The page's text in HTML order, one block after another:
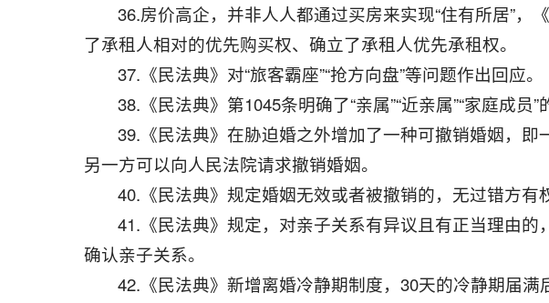
36.房价高企，并非人人都通过买房来实现“住有所居”
了承租人相对的优先购买权、确立了承租人优先承租权。
37.《民法典》对“旅客霸座”“抢方向盘”等问题作出回应。
38.《民法典》第1045条明确了“亲属”“近亲属”“家庭成员”
39.《民法典》在胁迫婚之外增加了一种可撤销婚姻，
另一方可以向人民法院请求撤销婚姻。
40.《民法典》规定婚姻无效或者被撤销的，无过错方有
41.《民法典》规定，对亲子关系有异议且有正当理由
确认亲子关系。
42.《民法典》新增离婚冷静期制度，30天的冷静期届满